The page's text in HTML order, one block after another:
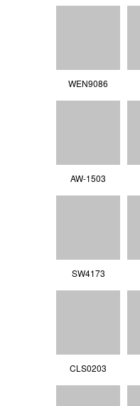
WEN9086
AW-1503
SW4173
CLS0203